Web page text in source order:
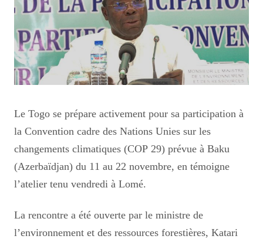
Le Togo se prépare activement pour sa participation à
la Convention cadre des Nations Unies sur les
changements climatiques (COP 29) prévue à Baku
(Azerbaïdjan) du 11 au 22 novembre, en témoigne
l’atelier tenu vendredi à Lomé.
La rencontre a été ouverte par le ministre de
l’environnement et des ressources forestières, Katari